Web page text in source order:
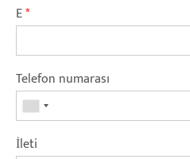
E*
Telefon numarası
İleti